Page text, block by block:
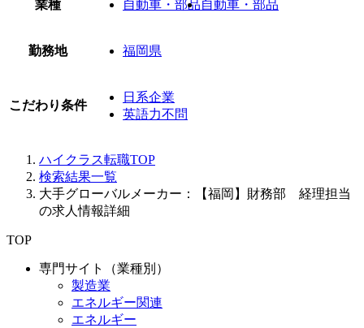
業種 自動車・部品自動車・部品
勤務地 福岡県
こだわり条件
日系企業
英語力不問
ハイクラス転職TOP
検索結果一覧
大手グローバルメーカー：【福岡】財務部 経理担当
の求人情報詳細
TOP
専門サイト（業種別）
製造業
エネルギー関連
エネルギー